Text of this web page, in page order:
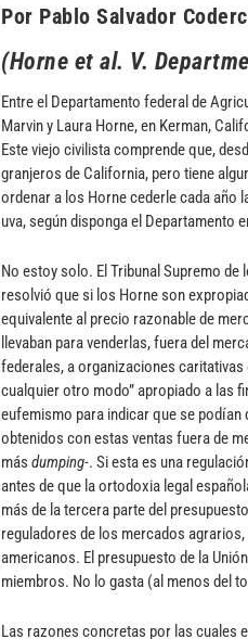
Por Pablo Salvador
(Horne et al. V.
Entre el Departamento federal de
Marvin y Laura Horne, en Kerman,
Este viejo civilista comprende que,
granjeros de California, pero tiene
ordenar a los Horne cederle cada año
uva, según disponga el Departamento
No estoy solo. El Tribunal Supremo de
resolvió que si los Horne son
equivalente al precio razonable de
llevaban para venderlas, fuera del
federales, a organizaciones caritativas
cualquier otro modo” apropiado a las
eufemismo para indicar que se
obtenidos con estas ventas fuera de
más dumping-. Si esta es una
antes de que la ortodoxia legal
más de la tercera parte del
reguladores de los mercados
americanos. El presupuesto de la
miembros. No lo gasta (al menos del
Las razones concretas por las cuales